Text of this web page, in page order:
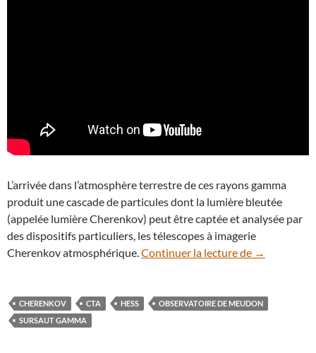
L’arrivée dans l’atmosphère terrestre de ces rayons gamma
produit une cascade de particules dont la lumière bleutée
(appelée lumière Cherenkov) peut être captée et analysée par
des dispositifs particuliers, les télescopes à imagerie
Cherenkov atmosphérique.Continuer la lecture de Un
→
CHERENKOV CTA HESS
OBSERVATOIRE DE MEUDON
SURSAUT GAMMA